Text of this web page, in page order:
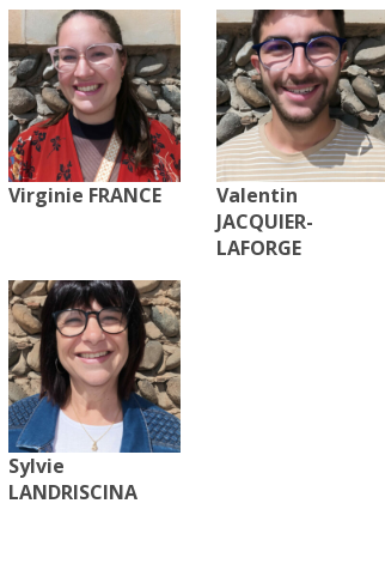
Virginie FRANCE
Valentin
JACQUIER-
LAFORGE
Sylvie
LANDRISCINA